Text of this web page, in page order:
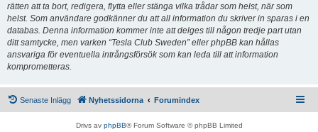
rätten att ta bort, redigera, flytta eller stänga vilka trådar som helst, när som
helst. Som användare godkänner du att all information du skriver in sparas i en
databas. Denna information kommer inte att delges till någon tredje part utan
ditt samtycke, men varken “Tesla Club Sweden” eller phpBB kan hållas
ansvariga för eventuella intrångsförsök som kan leda till att information
komprometteras.
Senaste Inlägg Nyhetssidorna Forumindex
Drivs av phpBB® Forum Software © phpBB Limited